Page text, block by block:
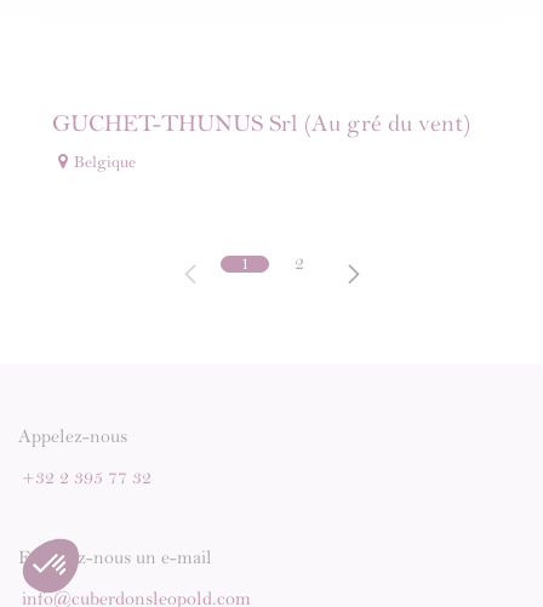
GUCHET-THUNUS Srl (Au gré du vent)
Belgique
1 2
Appelez-nous
+32 2 395 77 32
Envoyez-nous un e-mail
info@cuberdonsleopold.com